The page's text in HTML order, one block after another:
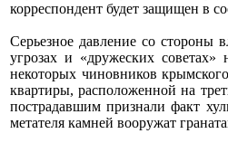
корреспондент будет защищен в
Серьезное давление со
угрозах и «дружеских советах»
некоторых чиновников
квартиры, расположенной на
пострадавшим признали факт
метателя камней вооружат